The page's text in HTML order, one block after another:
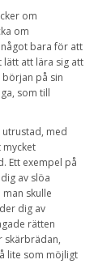
om
om
bara för att
lätt att lära sig att
på sin
som till
med
mycket
Ett exempel på
av slöa
skulle
dig av
rätten
skärbrädan,
lite som möjligt